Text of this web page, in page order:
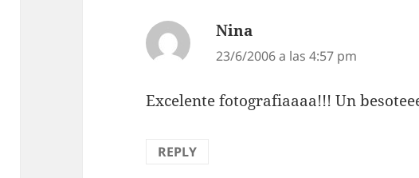
Nina
23/6/2006 a las 4:57 pm
Excelente fotografiaaaa!!! Un
REPLY